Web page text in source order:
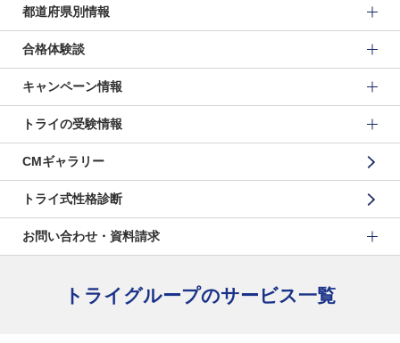
都道府県別情報
合格体験談
キャンペーン情報
トライの受験情報
CMギャラリー
トライ式性格診断
お問い合わせ・資料請求
トライグループのサービス一覧